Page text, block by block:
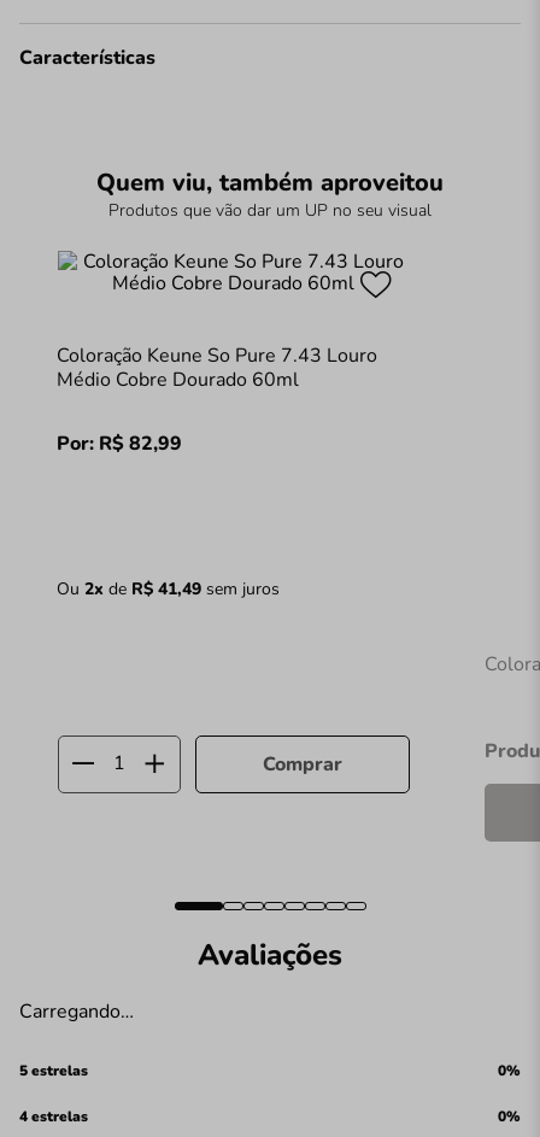
Características
Quem viu, também aproveitou
Produtos que vão dar um UP no seu visual
Coloração Keune So Pure 7.43 Louro
Médio Cobre Dourado 60ml
Por: R$82,99
Ou 2x de R$ 41,49sem juros
Comprar
Avaliações
Carregando…
5 estrelas 0%
4 estrelas 0%